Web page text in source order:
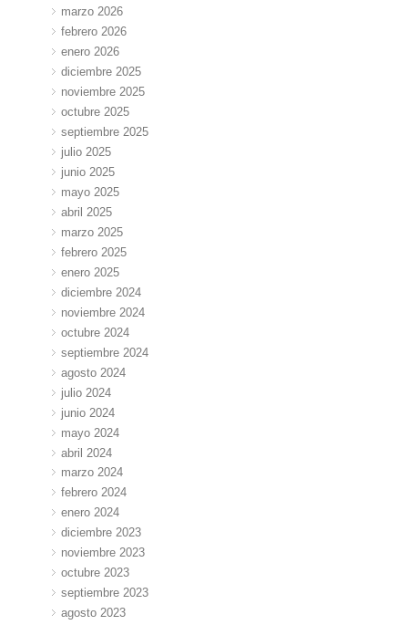
marzo 2026
febrero 2026
enero 2026
diciembre 2025
noviembre 2025
octubre 2025
septiembre 2025
julio 2025
junio 2025
mayo 2025
abril 2025
marzo 2025
febrero 2025
enero 2025
diciembre 2024
noviembre 2024
octubre 2024
septiembre 2024
agosto 2024
julio 2024
junio 2024
mayo 2024
abril 2024
marzo 2024
febrero 2024
enero 2024
diciembre 2023
noviembre 2023
octubre 2023
septiembre 2023
agosto 2023